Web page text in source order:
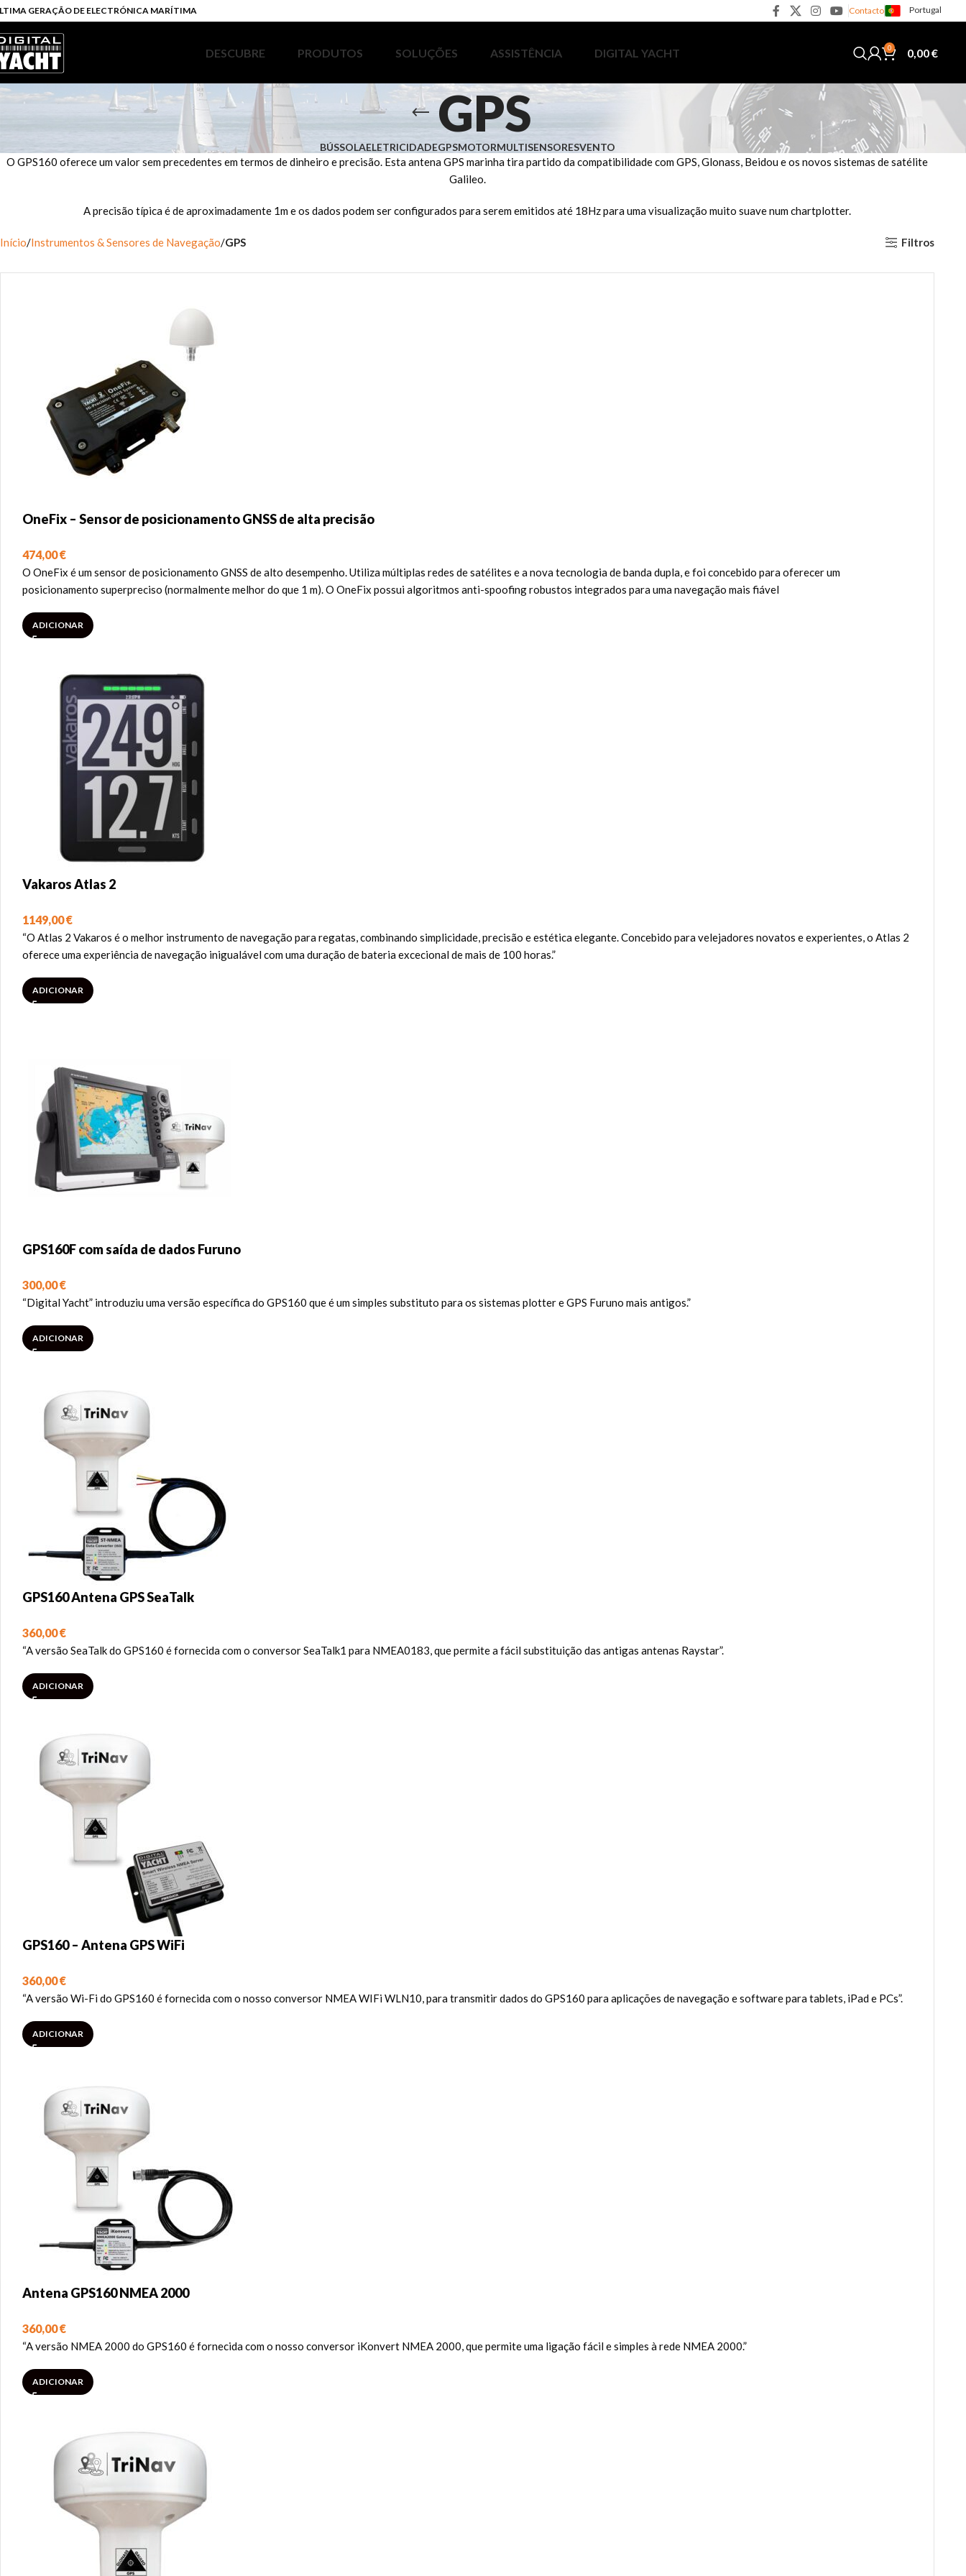
GERAÇÃO DE ELECTRÓNICA MARÍTIMA Contacto Portugal
DESCUBRE PRODUTOS SOLUÇÕES ASSISTÊNCIA DIGITAL YACHT 0 0,00€
GPS
BÚSSOLAELETRICIDADEGPSMOTORMULTISENSORESVENTO
O GPS160 oferece um valor sem precedentes em termos de dinheiro e precisão. Esta antena GPS marinha tira partido da compatibilidade com GPS, Glonass, Beidou e os novos sistemas de satélite
Galileo.
A precisão típica é de aproximadamente 1m e os dados podem ser configurados para serem emitidos até 18Hz para uma visualização muito suave num chartplotter.
Início Instrumentos & Sensores de Navegação GPS Filtros
OneFix – Sensor de posicionamento GNSS de alta precisão
474,00€
O OneFix é um sensor de posicionamento GNSS de alto desempenho. Utiliza múltiplas redes de satélites e a nova tecnologia de banda dupla, e foi concebido para oferecer um
posicionamento superpreciso (normalmente melhor do que 1 m). O OneFix possui algoritmos anti-spoofing robustos integrados para uma navegação mais fiável
ADICIONAR
Vakaros Atlas 2
1149,00€
“O Atlas 2 Vakaros é o melhor instrumento de navegação para regatas, combinando simplicidade, precisão e estética elegante. Concebido para velejadores novatos e experientes, o Atlas 2
oferece uma experiência de navegação inigualável com uma duração de bateria excecional de mais de 100 horas.”
ADICIONAR
GPS160F com saída de dados Furuno
300,00€
“Digital Yacht” introduziu uma versão específica do GPS160 que é um simples substituto para os sistemas plotter e GPS Furuno mais antigos.”
ADICIONAR
GPS160 Antena GPS SeaTalk
360,00€
“A versão SeaTalk do GPS160 é fornecida com o conversor SeaTalk1 para NMEA0183, que permite a fácil substituição das antigas antenas Raystar”.
ADICIONAR
GPS160 – Antena GPS WiFi
360,00€
“A versão Wi-Fi do GPS160 é fornecida com o nosso conversor NMEA WIFi WLN10, para transmitir dados do GPS160 para aplicações de navegação e software para tablets, iPad e PCs”.
ADICIONAR
Antena GPS160 NMEA 2000
360,00€
“A versão NMEA 2000 do GPS160 é fornecida com o nosso conversor iKonvert NMEA 2000, que permite uma ligação fácil e simples à rede NMEA 2000.”
ADICIONAR